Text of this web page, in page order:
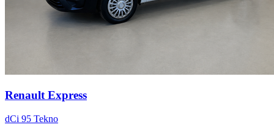
Renault Express
dCi 95 Tekno